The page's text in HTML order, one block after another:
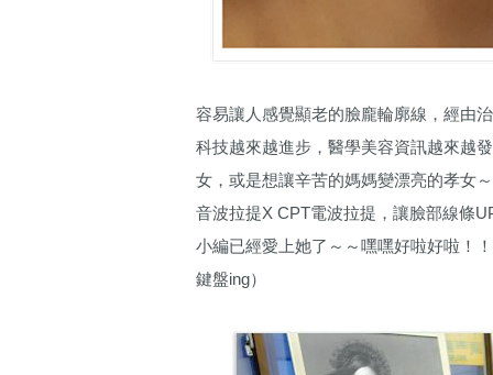
容易讓人感覺顯老的臉龐輪廓線，經由
科技越來越進步，醫學美容資訊越來越
女，或是想讓辛苦的媽媽變漂亮的孝女
音波拉提X CPT電波拉提，讓臉部線條
小編已經愛上她了～～嘿嘿好啦好啦！
鍵盤ing）